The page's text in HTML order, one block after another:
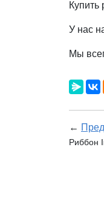
У нас
Мы
←
Риббон